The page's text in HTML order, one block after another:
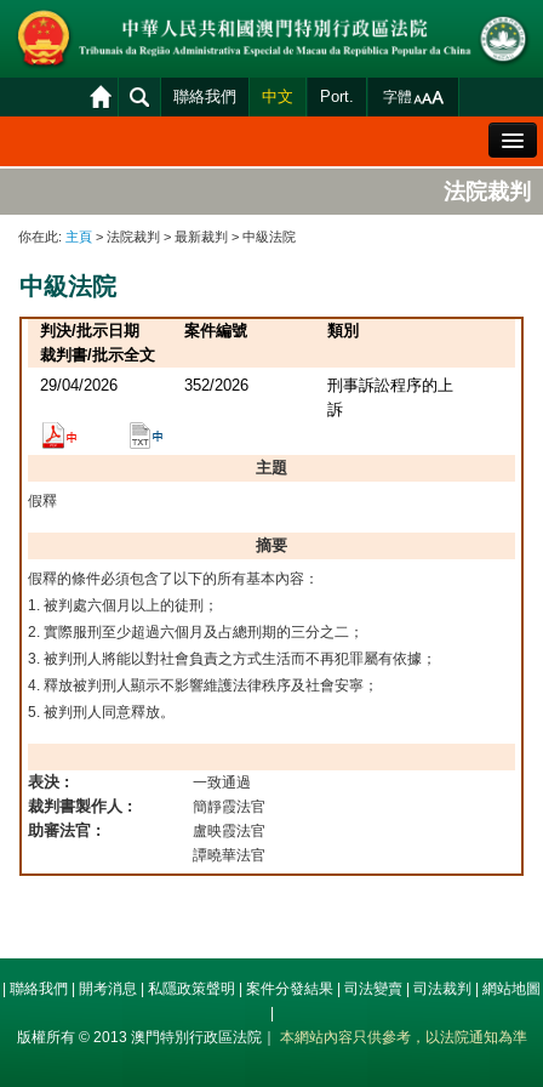
聯絡我們 中文 Port. 字體
法院概況
司法變賣
統計資料
財產申報查閱
下載區
法院裁判
你在此: 主頁 > 法院裁判 > 最新裁判 > 中級法院
中級法院
判決/批示日期 案件編號
類別
裁判書/批示全文
29/04/2026
352/2026
刑事訴訟程序的上
訴
主題
假釋
摘要
假釋的條件必須包含了以下的所有基本內容：
1. 被判處六個月以上的徒刑；
2. 實際服刑至少超過六個月及占總刑期的三分之二；
3. 被判刑人將能以對社會負責之方式生活而不再犯罪屬有依據；
4. 釋放被判刑人顯示不影響維護法律秩序及社會安寧；
5. 被判刑人同意釋放。
表決 : 一致通過
裁判書製作人 : 簡靜霞法官
助審法官 :
盧映霞法官
譚曉華法官
聯絡我們 開考消息 私隱政策聲明 案件分發結果 司法變賣 司法裁判
網站地圖
版權所有 © 2013 澳門特別行政區法院｜ 本網站內容只供參考，以法院通知為準